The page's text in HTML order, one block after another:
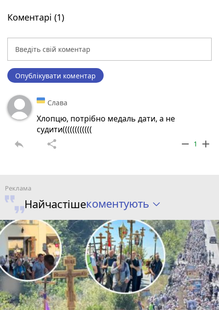
Коментарі (1)
Опублікувати коментар
Слава
Хлопцю, потрібно медаль дати, а не
судити((((((((((((
reply share remove 1 add
Найчастішекоментують